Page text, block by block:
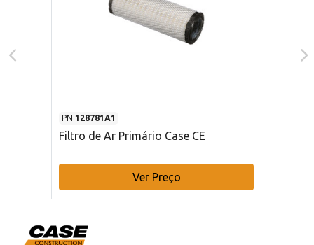
PN 128781A1
Filtro de Ar Primário Case CE
Ver Preço